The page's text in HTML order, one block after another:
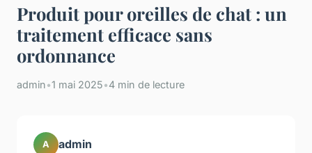
Produit pour oreilles de chat : un
traitement efficace sans
ordonnance
admin•1 mai 2025•4 min de lecture
A admin